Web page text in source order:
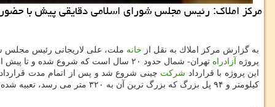
مركز املاك: رئیس مجلس شورای اسلامی دقایقی پیش با حضور
به گزارش مركز املاك به نقل از خانه ملت، علی لاریجانی رئیس مجلس شورای اسلامی
پروژه
آزادراه تهران- شمال حدود ۲۰ سال است كه شروع شده و تا پیش از سال ۹۴ حدودا ۴۰ درصد پروژه پیشرفت داشته است، اما از سال ۹۴ به بعد پیشرفت پروژه تابحال ۹۰ درصد برآورد می گردد.
این پروژه با قرارداد شركت چینی شروع شد و پس از اتمام مدت
كیلومتر و ۹۴ پل بزرگ كه بزرگ ترین آن به ۳۲۰ متر می رسد، تعبیه شده است.